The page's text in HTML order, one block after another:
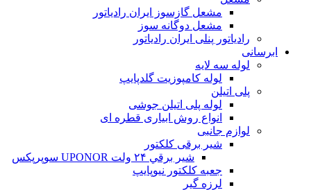
مشعل گازسوز ایران رادیاتور
مشعل دوگانه سوز
رادیاتور پنلی ایران رادیاتور
ابرسانی
لوله سه لایه
لوله کامپوزیت گلدپایپ
پلی اتیلن
لوله پلی اتیلن جوشی
انواع روش ابیاری قطره ای
لوازم جانبی
شیر برقی کلکتور
شير برقي ۲۴ ولت UPONOR سوپرپکس
جعبه کلکتور نیوپایپ
لرزه گیر